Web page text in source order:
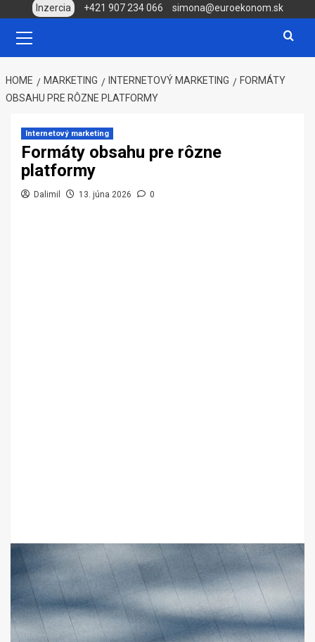
content
Inzercia +421 907 234 066
simona@euroekonom.sk
Menu
HOME MARKETING INTERNETOVÝ MARKETING
FORMÁTY
OBSAHU PRE RÔZNE PLATFORMY
Internetový marketing
Formáty obsahu pre rôzne
platformy
Dalimil 13. júna 2026 0